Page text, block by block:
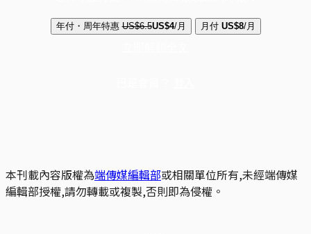
年付・周年特惠 US$6.5US$4/月 月付 US$8/月
本刊載內容版權為端傳媒編輯部或相關單位所有,未經端傳媒
編輯部授權,請勿轉載或複製,否則即為侵權。